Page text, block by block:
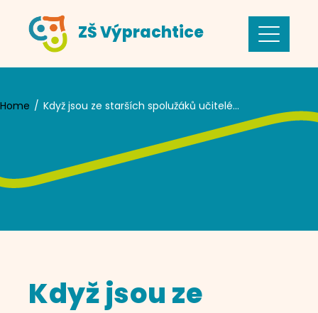
content
ZŠ Výprachtice
Home Když jsou ze starších spolužáků učitelé…
Když jsou ze